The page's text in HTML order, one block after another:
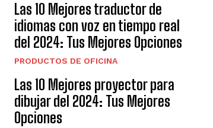
Las 10 Mejores traductor de
idiomas con voz en tiempo real
del 2024: Tus Mejores Opciones
PRODUCTOS DE OFICINA
Las 10 Mejores proyector para
dibujar del 2024: Tus Mejores
Opciones